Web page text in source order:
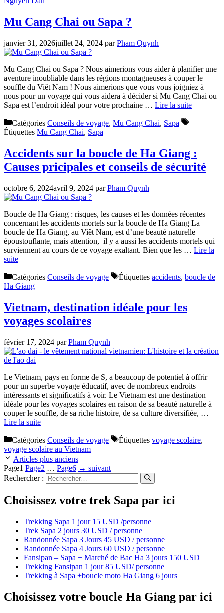
Mu Cang Chai ou Sapa ?
janvier 31, 2026juillet 24, 2024 parPham Quynh
Mu Cang Chai ou Sapa ? Nous aimerions vous aider à planifier une
aventure inoubliable dans les régions montagneuses à couper le
souffle du Viêt Nam ! Nous aimerions que vous vous joigniez à
nous pour un voyage qui vous aidera à décider si Mu Cang Chai ou
Sapa est l’endroit idéal pour votre prochaine … Lire la suite
Catégories Conseils de voyage, Mu Cang Chai, Sapa
Étiquettes Mu Cang Chai, Sapa
Accidents sur la boucle de Ha Giang :
Causes pricipales et conseils de sécurité
octobre 6, 2024avril 9, 2024 parPham Quynh
Boucle de Ha Giang : risques, les causes et les données récentes
concernant les accidents mortels sur la boucle de Ha Giang La
boucle de Ha Giang, au Viêt Nam, est d’une beauté naturelle
époustouflante, mais attention, il y a aussi les accidents mortels qui
surviennent au cours de ce voyage exaltant. Bien que les … Lire la
suite
Catégories Conseils de voyage Étiquettes accidents, boucle de
Ha Giang
Vietnam, destination idéale pour les
voyages scolaires
février 17, 2024 parPham Quynh
Le Vietnam, pays en forme de S, a beaucoup de potentiel à offrir
pour un superbe voyage éducatif, avec de nombreux endroits
intéressants et significatifs à voir. Le Vietnam est une destination
idéale pour les voyages scolaires en raison de sa beauté naturelle à
couper le souffle, de sa riche histoire, de sa culture diversifiée, …
Lire la suite
Catégories Conseils de voyage Étiquettes voyage scolaire,
voyage scolaire au Vietnam
Articles plus anciens
Page1 Page2 … Page6 → suivant
Rechercher :
Choisissez votre trek Sapa par ici
Trekking Sapa 1 jour 15 USD /personne
Trek Sapa 2 jours 30 USD / personne
Randonnée Sapa 3 Jours 45 USD / personne
Randonnée Sapa 4 Jours 60 USD / personne
Fansipan – Sapa + Marché de Bac Ha 3 jours 150 USD
Trekking Fansipan 1 jour 85 USD/ personne
Trekking à Sapa +boucle moto Ha Giang 6 jours
Choisissez votre boucle Ha Giang par ici